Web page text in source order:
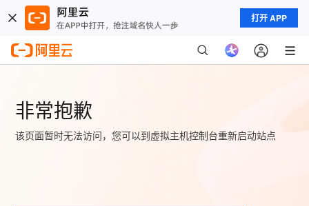
打开 APP
非常抱歉
该页面暂时无法访问，您可以到虚拟主机控制台重新启动站点